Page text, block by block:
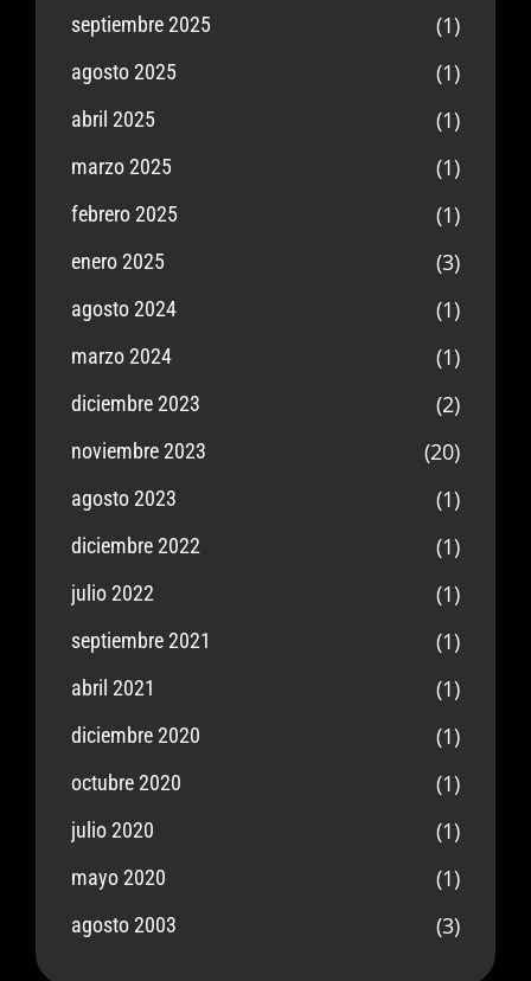
septiembre 2025 (1)
agosto 2025 (1)
abril 2025 (1)
marzo 2025 (1)
febrero 2025 (1)
enero 2025 (3)
agosto 2024 (1)
marzo 2024 (1)
diciembre 2023 (2)
noviembre 2023 (20)
agosto 2023 (1)
diciembre 2022 (1)
julio 2022 (1)
septiembre 2021 (1)
abril 2021 (1)
diciembre 2020 (1)
octubre 2020 (1)
julio 2020 (1)
mayo 2020 (1)
agosto 2003 (3)